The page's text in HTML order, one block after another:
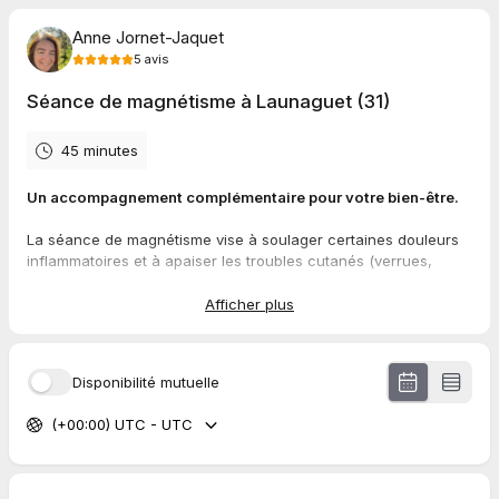
Anne Jornet-Jaquet
5 avis
Séance de magnétisme à Launaguet (31)
45 minutes
Un accompagnement complémentaire pour votre bien-être.
La séance de magnétisme vise à soulager certaines douleurs
inflammatoires et à apaiser les troubles cutanés (verrues,
Elle peut également diminuer les sensations de brûlure.
comprendre votre besoin et votre situation. Le soin se déroule
ensuite dans un cadre calme et bienveillant, où j'interviens par
apposition des mains ou à distance du corps, afin de favoriser
la détente et le rééquilibrage énergétique.
Afficher plus
Disponibilité mutuelle
(+00:00) UTC - UTC